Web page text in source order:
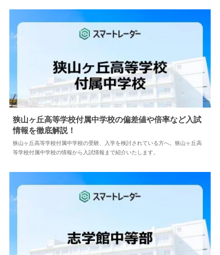
中学情報 2024.04.02
狭山ヶ丘高等学校付属中学校の偏差値や倍率など入試
情報を徹底解説！
狭山ヶ丘高等学校付属中学校の受験、入学を検討されている方へ。狭山ヶ丘高
等学校付属中学校の情報から入試情報まで紹介いたします。